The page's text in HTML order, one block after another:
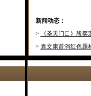
新闻动态：
>
《圣天门口》段
> 袁文康首演红色题
>《圣天门口》段奕